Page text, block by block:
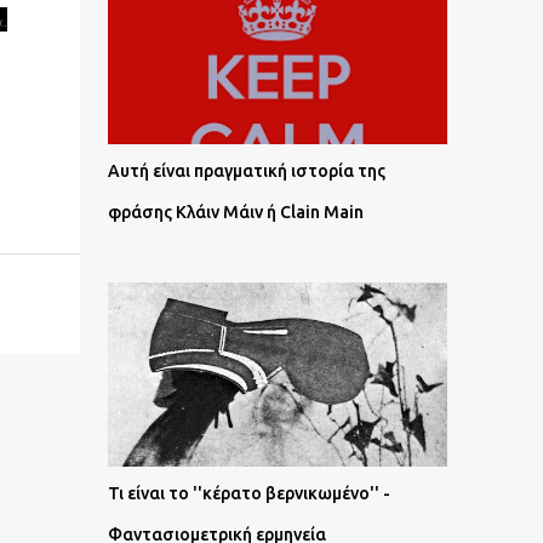
Αυτή είναι πραγματική ιστορία της
φράσης Κλάιν Μάιν ή Clain Main
Τι είναι το ''κέρατο βερνικωμένο'' -
Φαντασιομετρική ερμηνεία